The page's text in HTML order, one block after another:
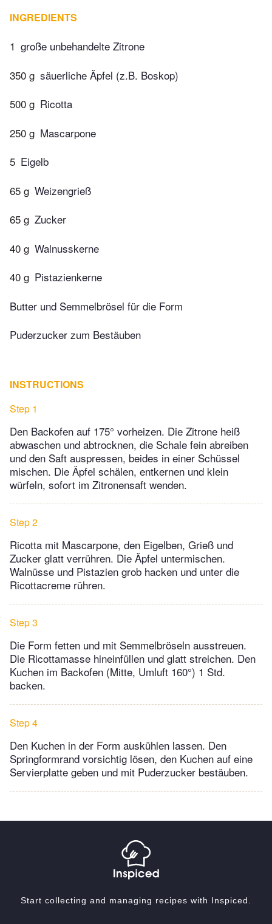
INGREDIENTS
1 große unbehandelte Zitrone
350 g säuerliche Äpfel (z.B. Boskop)
500 g Ricotta
250 g Mascarpone
5 Eigelb
65 g Weizengrieß
65 g Zucker
40 g Walnusskerne
40 g Pistazienkerne
Butter und Semmelbrösel für die Form
Puderzucker zum Bestäuben
INSTRUCTIONS
Step 1
Den Backofen auf 175° vorheizen. Die Zitrone heiß
abwaschen und abtrocknen, die Schale fein abreiben
und den Saft auspressen, beides in einer Schüssel
mischen. Die Äpfel schälen, entkernen und klein
würfeln, sofort im Zitronensaft wenden.
Step 2
Ricotta mit Mascarpone, den Eigelben, Grieß und
Zucker glatt verrühren. Die Äpfel untermischen.
Walnüsse und Pistazien grob hacken und unter die
Ricottacreme rühren.
Step 3
Die Form fetten und mit Semmelbröseln ausstreuen.
Die Ricottamasse hineinfüllen und glatt streichen. Den
Kuchen im Backofen (Mitte, Umluft 160°) 1 Std.
backen.
Step 4
Den Kuchen in der Form auskühlen lassen. Den
Springformrand vorsichtig lösen, den Kuchen auf eine
Servierplatte geben und mit Puderzucker bestäuben.
Start collecting and managing recipes with Inspiced.